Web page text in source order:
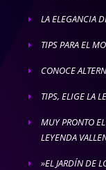
E LA ELEGANCIA
E TIPS PARA EL
E CONOCE
E TIPS, ELIGE LA
E
MUY PRONTO
LEYENDA
E
»EL JARDÍN DE